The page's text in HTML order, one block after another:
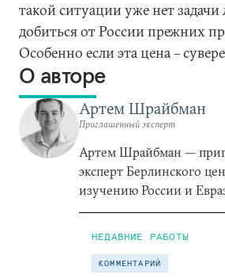
такой ситуации уже нет
добиться от России прежних
Особенно если эта цена –
О авторе
Артем Шрайбман
Приглашенный эксперт
Артем Шрайбман —
эксперт Берлинского
изучению России и
НЕДАВНИЕ РАБОТЫ
КОММЕНТАРИЙ